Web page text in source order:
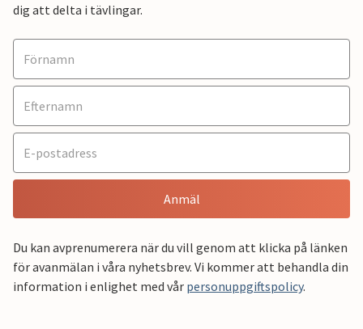
dig att delta i tävlingar.
Anmäl
Du kan avprenumerera när du vill genom att klicka på länken
för avanmälan i våra nyhetsbrev. Vi kommer att behandla din
information i enlighet med vår personuppgiftspolicy.